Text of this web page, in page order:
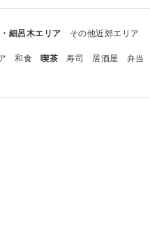
細呂木エリア その他近郊エリア
和食 喫茶 寿司 居酒屋 弁当